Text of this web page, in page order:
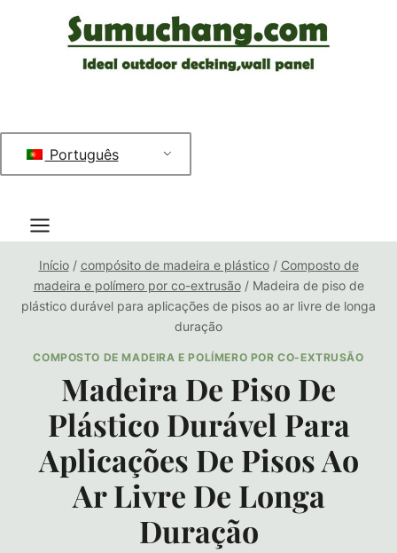
Português
Início / compósito de madeira e plástico / Composto de
madeira e polímero por co-extrusão / Madeira de piso de
plástico durável para aplicações de pisos ao ar livre de longa
duração
COMPOSTO DE MADEIRA E POLÍMERO POR CO-EXTRUSÃO
Madeira De Piso De
Plástico Durável Para
Aplicações De Pisos Ao
Ar Livre De Longa
Duração